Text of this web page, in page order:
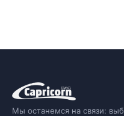
Мы останемся на связи: